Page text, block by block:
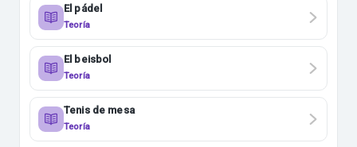
El pádel
Teoría
El beisbol
Teoría
Tenis de mesa
Teoría